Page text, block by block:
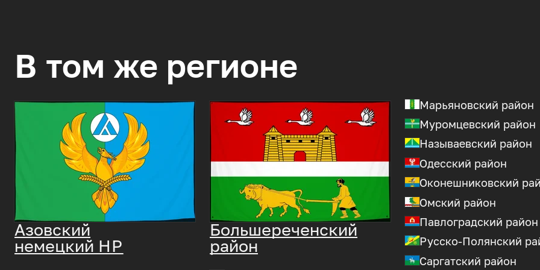
В том же регионе
Азовский
немецкий НР
Большереченский
район
Марьяновский район
Муромцевский район
Называевский район
Одесский район
Оконешниковский
Омский район
Павлоградский район
Русско-Полянский
Саргатский район